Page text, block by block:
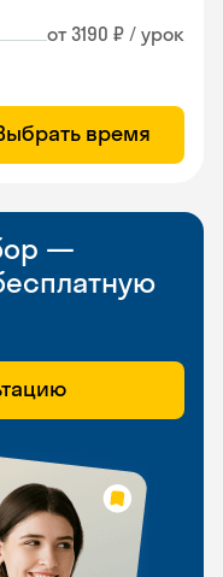
от 3190 ₽ / урок
время
—